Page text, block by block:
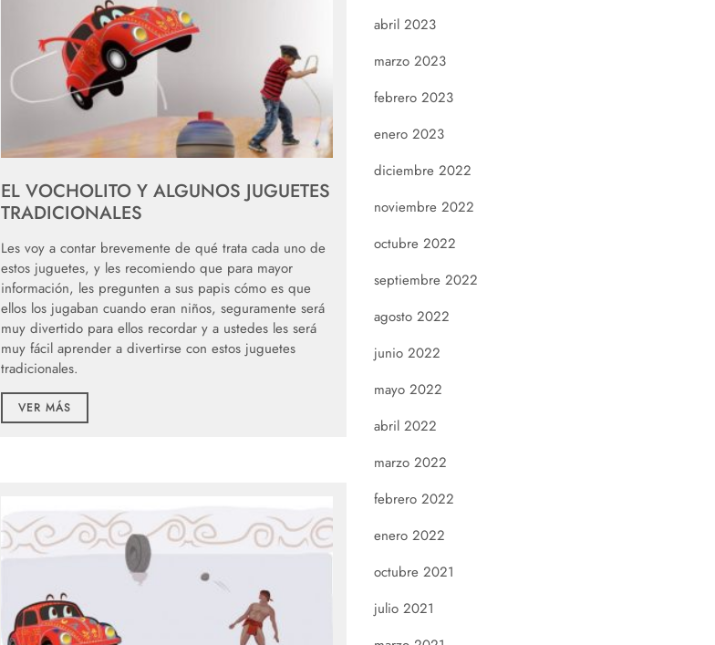
EL VOCHOLITO Y ALGUNOS JUGUETES
TRADICIONALES
Les voy a contar brevemente de qué trata cada uno de
estos juguetes, y les recomiendo que para mayor
información, les pregunten a sus papis cómo es que
ellos los jugaban cuando eran niños, seguramente será
muy divertido para ellos recordar y a ustedes les será
muy fácil aprender a divertirse con estos juguetes
tradicionales.
VER MÁS
abril 2023
marzo 2023
febrero 2023
enero 2023
diciembre 2022
noviembre 2022
octubre 2022
septiembre 2022
agosto 2022
junio 2022
mayo 2022
abril 2022
marzo 2022
febrero 2022
enero 2022
octubre 2021
julio 2021